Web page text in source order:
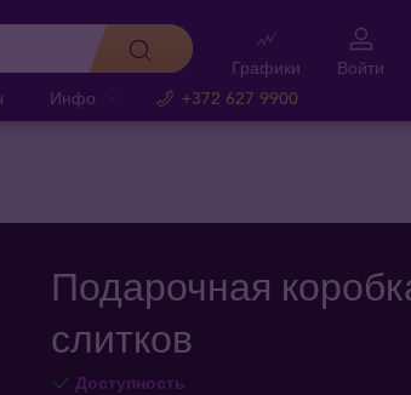
Инфо +372 627 9900
Графики Войти
Подарочная
слитков
Доступность